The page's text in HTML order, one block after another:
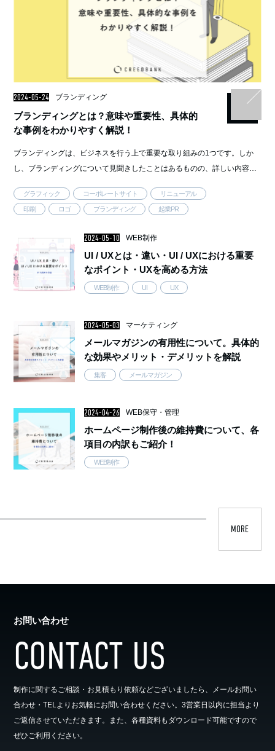
2024-05-24 ブランディング
ブランディングとは？意味や重要性、具体的
な事例をわかりやすく解説！
ブランディングは、ビジネスを行う上で重要な取り組みの1つです。しか
し、ブランディングについて見聞きしたことはあるものの、詳しい内容は
ンディングの意味や取り …..
グラフィック コーポレートサイト リニューアル
印刷 ロゴ ブランディング 起業PR
2024-05-10 WEB制作
UI / UXとは・違い・UI / UXにおける重要
なポイント・UXを高める方法
WEB制作 UI UX
2024-05-03 マーケティング
メールマガジンの有用性について。具体的
な効果やメリット・デメリットを解説
集客 メールマガジン
2024-04-26 WEB保守・管理
ホームページ制作後の維持費について、各
項目の内訳もご紹介！
WEB制作
MORE
お問い合わせ
CONTACT US
制作に関するご相談・お見積もり依頼などございましたら、メールお問い
合わせ・TELよりお気軽にお問い合わせください。3営業日以内に担当より
ご返信させていただきます。また、各種資料もダウンロード可能ですので
ぜひご利用ください。